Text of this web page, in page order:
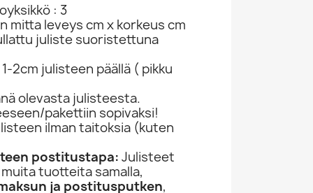
Stevens Cat CD The Very Best Of Cat... Stevens Cat CD The Very Best Of Cat...
CD
: 3
mitta leveys cm x korkeus cm
juliste suoristettuna
2cm julisteen päällä ( pikku
olevasta julisteesta.
pakettiin sopivaksi!
ilman taitoksia (kuten
postitustapa: Julisteet
tuotteita samalla,
ja postitusputken,